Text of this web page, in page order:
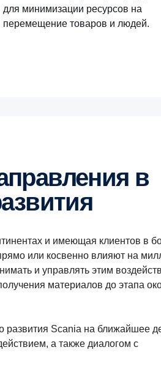
для минимизации ресурсов на
перемещение товаров и людей.
и имеющая клиентов в
или косвенно влияют на
и управлять этим
материалов до этапа
развития Scania на ближайшее
а также диалогом с